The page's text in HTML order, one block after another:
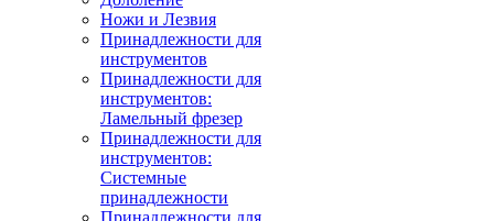
Ножи и Лезвия
Принадлежности для
инструментов
Принадлежности для
инструментов:
Ламельный фрезер
Принадлежности для
инструментов:
Системные
принадлежности
Принадлежности для